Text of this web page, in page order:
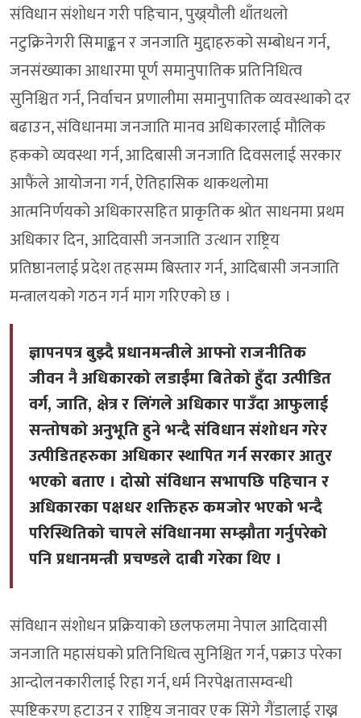
संविधान संशोधन गरी पहिचान, पुख्र्यौली थाँतथलो
नटुक्रिनेगरी सिमाङ्कन र जनजाति मुद्दाहरुको सम्बोधन गर्न,
जनसंख्याका आधारमा पूर्ण समानुपातिक प्रतिनिधित्व
सुनिश्चित गर्न, निर्वाचन प्रणालीमा समानुपातिक व्यवस्थाको दर
बढाउन, संविधानमा जनजाति मानव अधिकारलाई मौलिक
हकको व्यवस्था गर्न, आदिबासी जनजाति दिवसलाई सरकार
आफैंले आयोजना गर्न, ऐतिहासिक थाकथलोमा
आत्मनिर्णयको अधिकारसहित प्राकृतिक श्रोत साधनमा प्रथम
अधिकार दिन, आदिवासी जनजाति उत्थान राष्ट्रिय
प्रतिष्ठानलाई प्रदेश तहसम्म बिस्तार गर्न, आदिबासी जनजाति
मन्त्रालयको गठन गर्न माग गरिएको छ ।
ज्ञापनपत्र बुझ्दै प्रधानमन्त्रीले आफ्नो राजनीतिक
जीवन नै अधिकारको लडाईंमा बितेको हुँदा उत्पीडित
वर्ग, जाति, क्षेत्र र लिंगले अधिकार पाउँदा आफुलाई
सन्तोषको अनुभूति हुने भन्दै संविधान संशोधन गरेर
उत्पीडितहरुका अधिकार स्थापित गर्न सरकार आतुर
भएको बताए । दोस्रो संविधान सभापछि पहिचान र
अधिकारका पक्षधर शक्तिहरु कमजोर भएको भन्दै
परिस्थितिको चापले संविधानमा सम्झौता गर्नुपरेको
पनि प्रधानमन्त्री प्रचण्डले दाबी गरेका थिए ।
संविधान संशोधन प्रक्रियाको छलफलमा नेपाल आदिवासी
जनजाति महासंघको प्रतिनिधित्व सुनिश्चित गर्न, पक्राउ परेका
आन्दोलनकारीलाई रिहा गर्न, धर्म निरपेक्षतासम्वन्धी
स्पष्टिकरण हटाउन र राष्ट्रिय जनावर एक सिंगे गैंडालाई राख्न